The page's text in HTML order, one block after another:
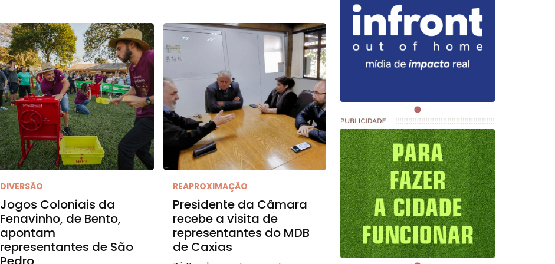
DIVERSÃO
Jogos Coloniais da
Fenavinho, de Bento,
apontam
representantes de São
REAPROXIMAÇÃO
Presidente da Câmara
recebe a visita de
representantes do MDB
de Caxias